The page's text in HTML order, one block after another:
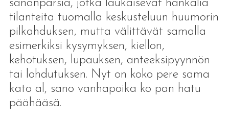
sananparsia, jotka laukaisevat hankalia
tilanteita tuomalla keskusteluun huumorin
pilkahduksen, mutta välittävät samalla
esimerkiksi kysymyksen, kiellon,
kehotuksen, lupauksen, anteeksipyynnön
tai lohdutuksen. Nyt on koko pere sama
kato al, sano vanhapoika ko pan hatu
päähääsä.